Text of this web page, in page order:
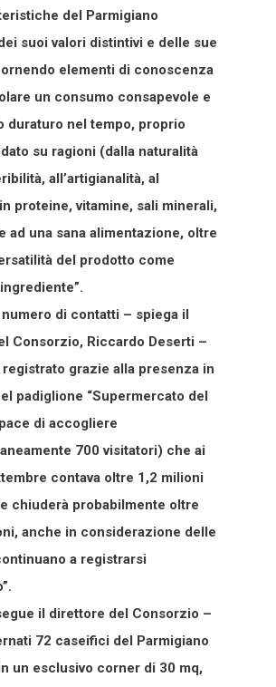
del Parmigiano
suoi valori distintivi e delle sue
elementi di conoscenza
un consumo consapevole e
duraturo nel tempo, proprio
su ragioni (dalla naturalità
all’artigianalità, al
proteine, vitamine, sali minerali,
ad una sana alimentazione, oltre
del prodotto come
numero di contatti – spiega il
Consorzio, Riccardo Deserti –
registrato grazie alla presenza in
padiglione “Supermercato del
di accogliere
700 visitatori) che ai
contava oltre 1,2 milioni
chiuderà probabilmente oltre
anche in considerazione delle
a registrarsi
il direttore del Consorzio –
72 caseifici del Parmigiano
un esclusivo corner di 30 mq,